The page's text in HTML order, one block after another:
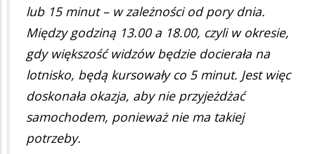
lub 15 minut – w zależności od pory dnia.
Między godziną 13.00 a 18.00, czyli w okresie,
gdy większość widzów będzie docierała na
lotnisko, będą kursowały co 5 minut. Jest więc
doskonała okazja, aby nie przyjeżdżać
samochodem, ponieważ nie ma takiej
potrzeby.